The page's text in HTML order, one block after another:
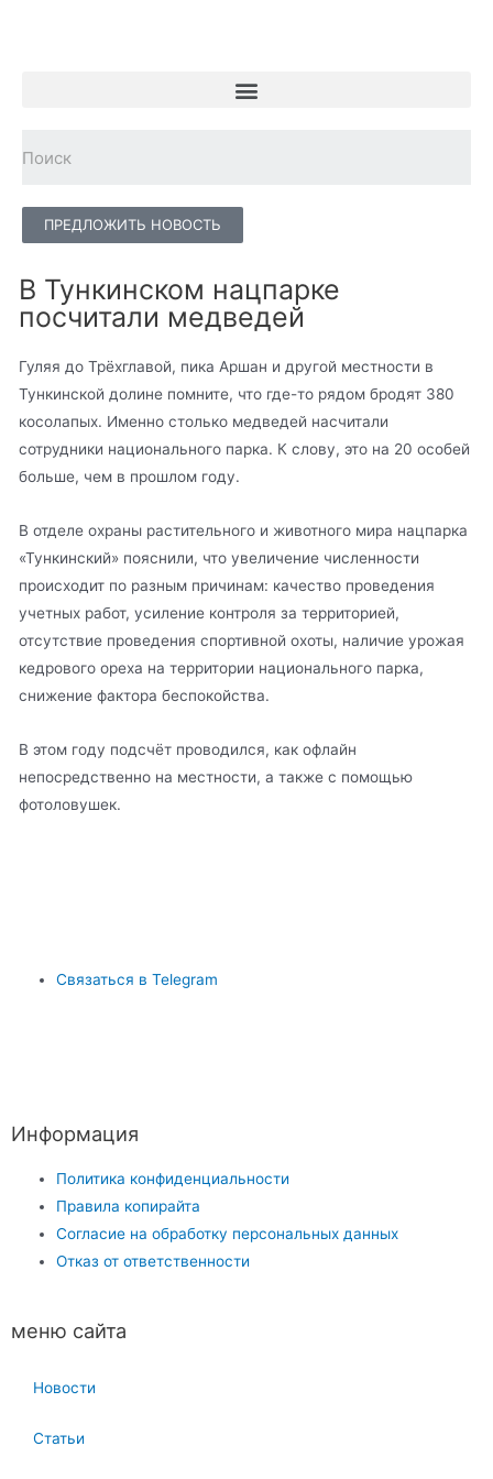
ПРЕДЛОЖИТЬ НОВОСТЬ
В Тункинском нацпарке
посчитали медведей
Гуляя до Трёхглавой, пика Аршан и другой местности в
Тункинской долине помните, что где-то рядом бродят 380
косолапых. Именно столько медведей насчитали
сотрудники национального парка. К слову, это на 20 особей
больше, чем в прошлом году.
В отделе охраны растительного и животного мира нацпарка
«Тункинский» пояснили, что увеличение численности
происходит по разным причинам: качество проведения
учетных работ, усиление контроля за территорией,
отсутствие проведения спортивной охоты, наличие урожая
кедрового ореха на территории национального парка,
снижение фактора беспокойства.
В этом году подсчёт проводился, как офлайн
непосредственно на местности, а также с помощью
фотоловушек.
Связаться в Telegram
Информация
Политика конфиденциальности
Правила копирайта
Согласие на обработку персональных данных
Отказ от ответственности
меню сайта
Новости
Статьи